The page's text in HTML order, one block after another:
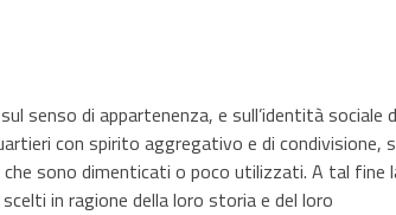
senso di appartenenza, e sull’identità sociale
con spirito aggregativo e di condivisione,
sono dimenticati o poco utilizzati. A tal fine
in ragione della loro storia e del loro